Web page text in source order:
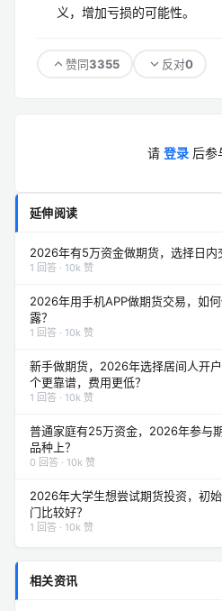
义，增加亏损的可能性。
赞同3355 反对0
请 登录 后参
延伸阅读
2026年有5万资金做期货，选择日内
1 回答 · 10k 赞
2026年用手机APP做期货交易，如
露？
1 回答 · 10k 赞
新手做期货，2026年选择居间人开
个更靠谱，费用更低？
1 回答 · 10k 赞
普通家庭有25万资金，2026年参与
品种上？
0 回答 · 10k 赞
2026年大学生想尝试期货投资，初
门比较好？
1 回答 · 10k 赞
相关资讯